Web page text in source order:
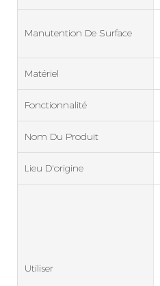
Manutention De Surface
Matériel
Fonctionnalité
Nom Du Produit
Lieu D'origine
Utiliser